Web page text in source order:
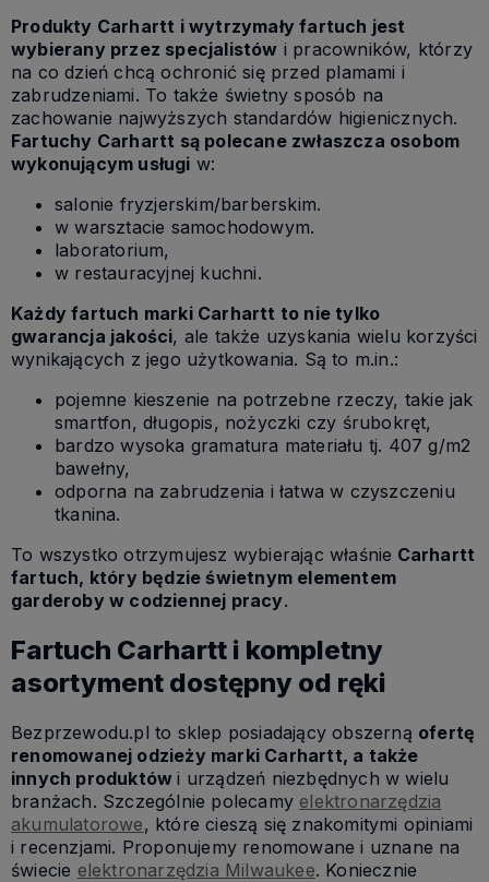
Produkty Carhartt i wytrzymały fartuch jest
wybierany przez specjalistów i pracowników, którzy
na co dzień chcą ochronić się przed plamami i
zabrudzeniami. To także świetny sposób na
zachowanie najwyższych standardów higienicznych.
Fartuchy Carhartt są polecane zwłaszcza osobom
wykonującym usługi w:
salonie fryzjerskim/barberskim.
w warsztacie samochodowym.
laboratorium,
w restauracyjnej kuchni.
Każdy fartuch marki Carhartt to nie tylko
gwarancja jakości, ale także uzyskania wielu korzyści
wynikających z jego użytkowania. Są to m.in.:
pojemne kieszenie na potrzebne rzeczy, takie jak
smartfon, długopis, nożyczki czy śrubokręt,
bardzo wysoka gramatura materiału tj. 407 g/m2
bawełny,
odporna na zabrudzenia i łatwa w czyszczeniu
tkanina.
To wszystko otrzymujesz wybierając właśnie Carhartt
fartuch, który będzie świetnym elementem
garderoby w codziennej pracy.
Fartuch Carhartt i kompletny
asortyment dostępny od ręki
Bezprzewodu.pl to sklep posiadający obszerną ofertę
renomowanej odzieży marki Carhartt, a także
innych produktówi urządzeń niezbędnych w wielu
branżach. Szczególnie polecamy elektronarzędzia
akumulatorowe, które cieszą się znakomitymi opiniami
i recenzjami. Proponujemy renomowane i uznane na
świecie elektronarzędzia Milwaukee. Koniecznie